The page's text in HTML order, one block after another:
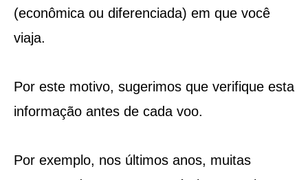
(econômica ou diferenciada) em que você
viaja.
Por este motivo, sugerimos que verifique esta
informação antes de cada voo.
Por exemplo, nos últimos anos, muitas